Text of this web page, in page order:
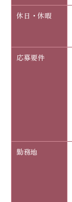
休日・休暇
応募要件
勤務地